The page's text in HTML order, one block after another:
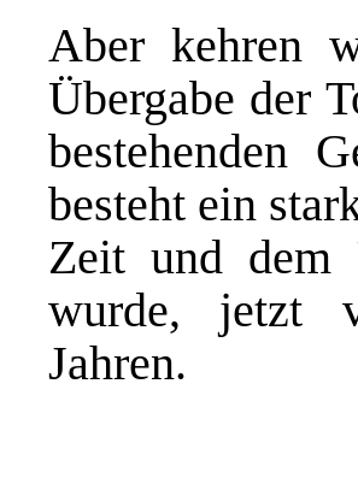
Aber kehren
Übergabe der
bestehenden
besteht ein
Zeit und dem
wurde, jetzt
Jahren.